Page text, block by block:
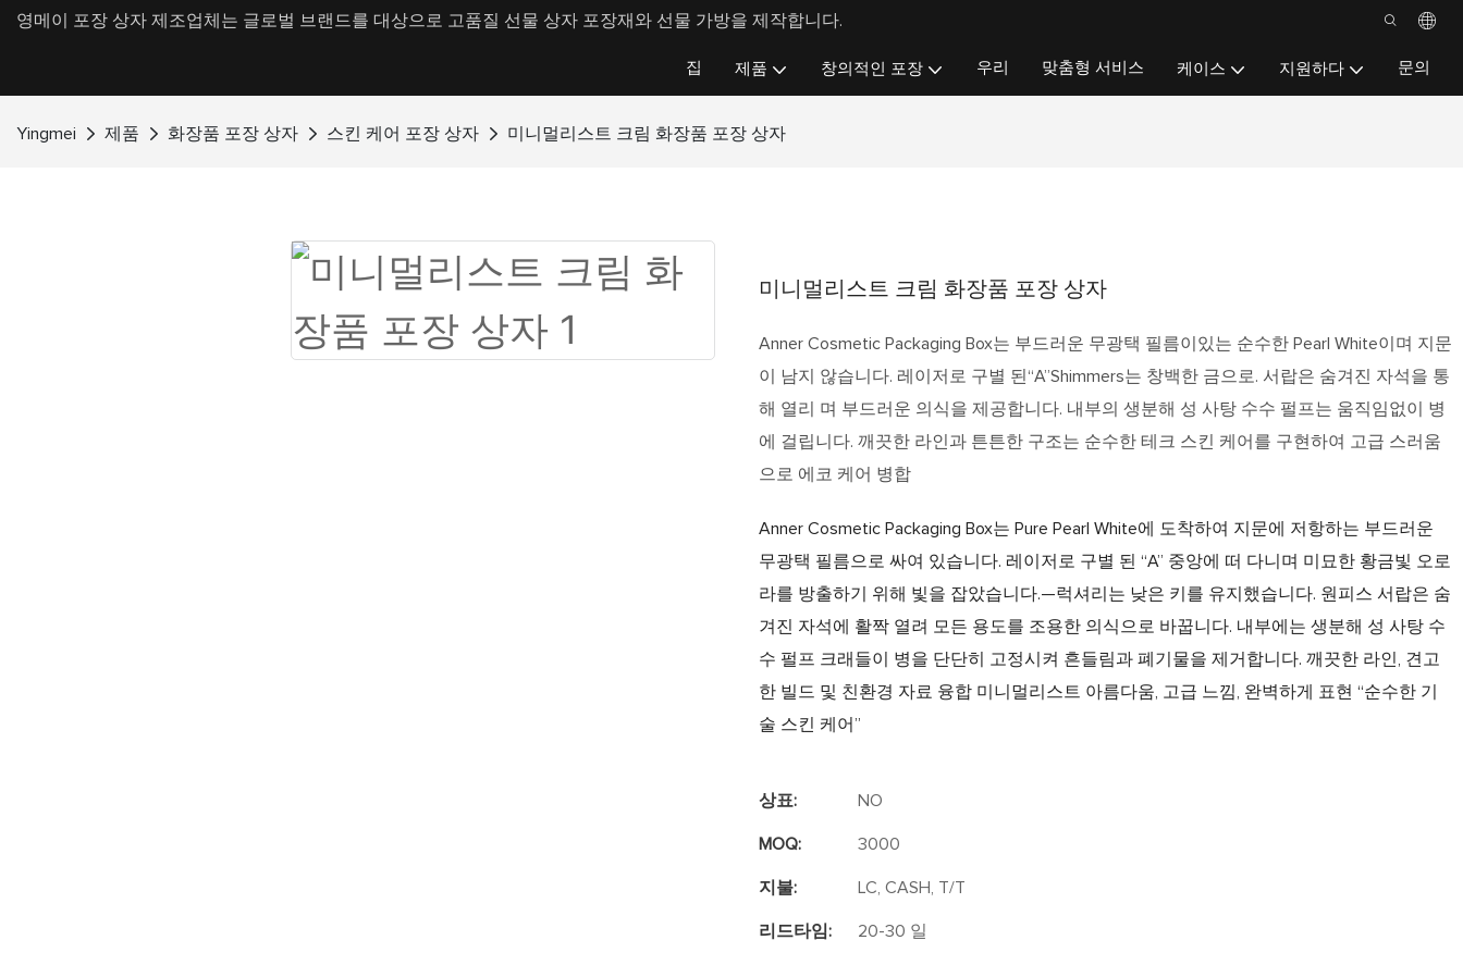
영메이 포장 상자 제조업체는 글로벌 브랜드를 대상으로 고품질 선물 상자 포장재와 선물 가방을 제작합니다.
집 제품 창의적인 포장 우리 맞춤형 서비스 케이스 지원하다 문의
Yingmei 제품 화장품 포장 상자 스킨 케어 포장 상자 미니멀리스트 크림 화장품 포장 상자
미니멀리스트 크림 화장품 포장 상자
Anner Cosmetic Packaging Box는 부드러운 무광택 필름이있는 순수한 Pearl White이며 지문
이 남지 않습니다. 레이저로 구별 된“A”Shimmers는 창백한 금으로. 서랍은 숨겨진 자석을 통
해 열리 며 부드러운 의식을 제공합니다. 내부의 생분해 성 사탕 수수 펄프는 움직임없이 병
에 걸립니다. 깨끗한 라인과 튼튼한 구조는 순수한 테크 스킨 케어를 구현하여 고급 스러움
으로 에코 케어 병합
Anner Cosmetic Packaging Box는 Pure Pearl White에 도착하여 지문에 저항하는 부드러운
무광택 필름으로 싸여 있습니다. 레이저로 구별 된 “A” 중앙에 떠 다니며 미묘한 황금빛 오로
라를 방출하기 위해 빛을 잡았습니다.—럭셔리는 낮은 키를 유지했습니다. 원피스 서랍은 숨
겨진 자석에 활짝 열려 모든 용도를 조용한 의식으로 바꿉니다. 내부에는 생분해 성 사탕 수
수 펄프 크래들이 병을 단단히 고정시켜 흔들림과 폐기물을 제거합니다. 깨끗한 라인, 견고
한 빌드 및 친환경 자료 융합 미니멀리스트 아름다움, 고급 느낌, 완벽하게 표현 “순수한 기
술 스킨 케어”
상표: NO
MOQ: 3000
지불: LC, CASH, T/T
리드타임: 20-30 일